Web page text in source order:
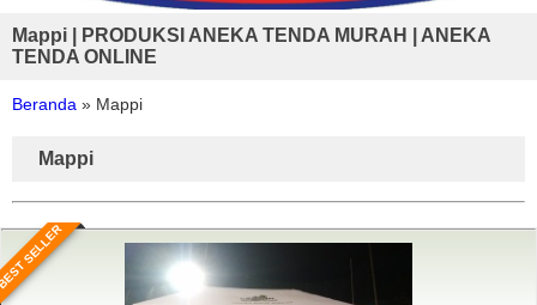
Mappi | PRODUKSI ANEKA TENDA MURAH | ANEKA
TENDA ONLINE
Beranda » Mappi
Mappi
SELLER